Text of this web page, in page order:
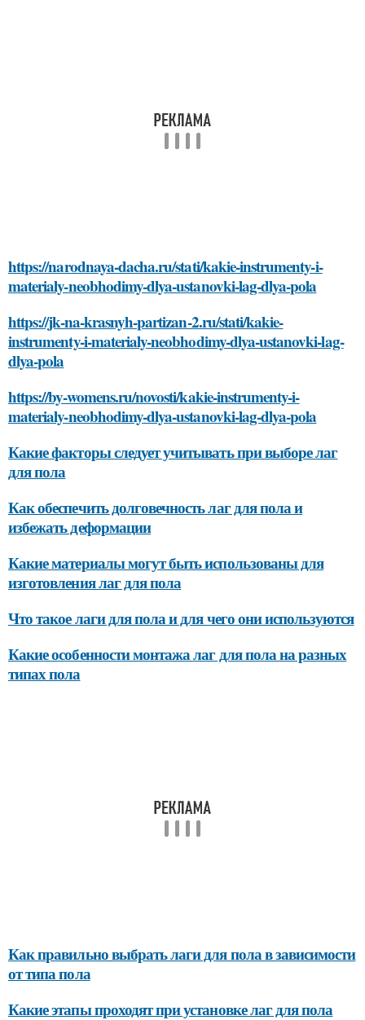
https://narodnaya-dacha.ru/stati/kakie-instrumenty-i-
materialy-neobhodimy-dlya-ustanovki-lag-dlya-pola
https://jk-na-krasnyh-partizan-2.ru/stati/kakie-
instrumenty-i-materialy-neobhodimy-dlya-ustanovki-lag-
dlya-pola
https://by-womens.ru/novosti/kakie-instrumenty-i-
materialy-neobhodimy-dlya-ustanovki-lag-dlya-pola
Какие факторы следует учитывать при выборе лаг
для пола
Как обеспечить долговечность лаг для пола и
избежать деформации
Какие материалы могут быть использованы для
изготовления лаг для пола
Что такое лаги для пола и для чего они используются
Какие особенности монтажа лаг для пола на разных
типах пола
Как правильно выбрать лаги для пола в зависимости
от типа пола
Какие этапы проходят при установке лаг для пола